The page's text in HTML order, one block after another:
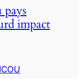
impact